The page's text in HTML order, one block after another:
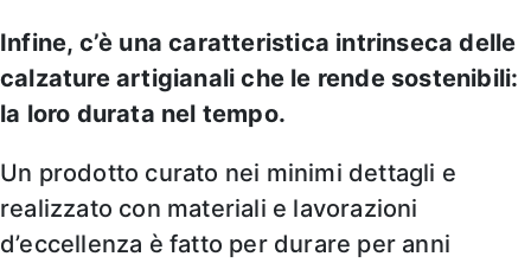
Infine, c’è una caratteristica intrinseca delle
calzature artigianali che le rende sostenibili:
la loro durata nel tempo.
Un prodotto curato nei minimi dettagli e
realizzato con materiali e lavorazioni
d’eccellenza è fatto per durare per anni